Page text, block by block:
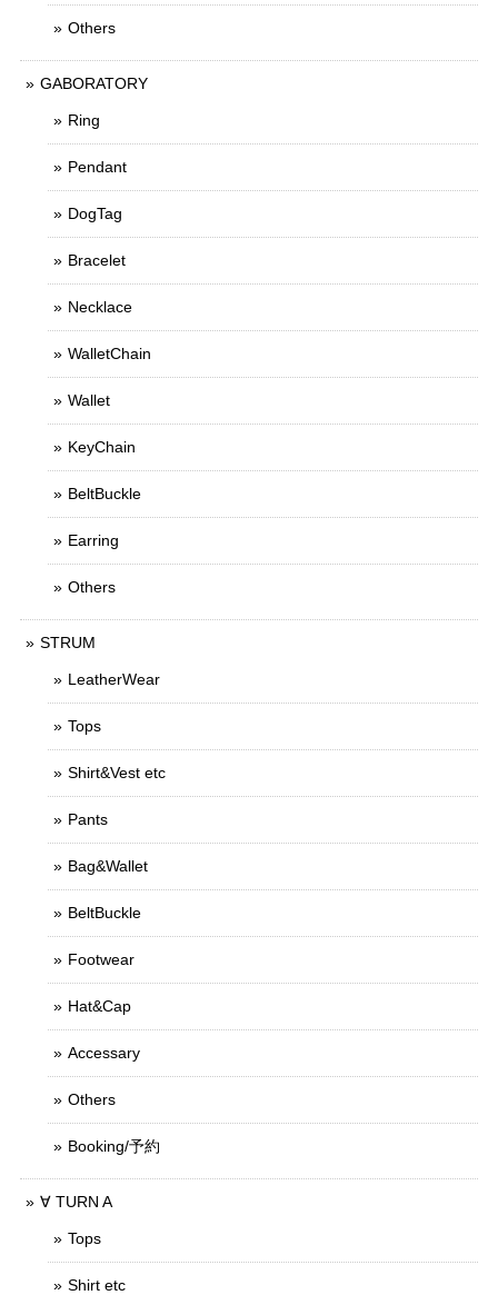
Others
GABORATORY
Ring
Pendant
DogTag
Bracelet
Necklace
WalletChain
Wallet
KeyChain
BeltBuckle
Earring
Others
STRUM
LeatherWear
Tops
Shirt&Vest etc
Pants
Bag&Wallet
BeltBuckle
Footwear
Hat&Cap
Accessary
Others
Booking/予約
∀ TURN A
Tops
Shirt etc